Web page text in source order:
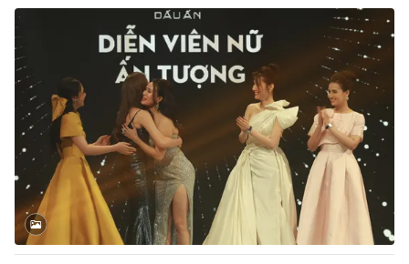
Y tế
Thế giới
Tin tức
Thế giới đó đây
Câu chuyện quốc tế
Kinh tế
Tài chính
Thị trường
Góc doanh nghiệp
Dữ liệu và đời sống
Truyền hình